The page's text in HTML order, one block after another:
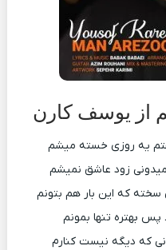
از یوسف کارن
یه روزی خسته میشم
زود عاشق نمیشم
سخته که این بار هم بتونم
پس بهتره تنها بمونم
که دیگه نیست کنارم